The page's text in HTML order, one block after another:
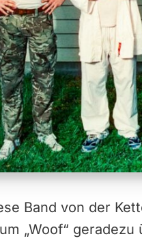
Band von der
„Woof“